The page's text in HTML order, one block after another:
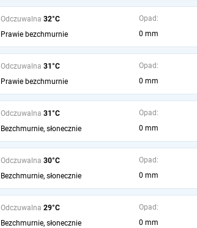
Odczuwalna 32°C
Prawie bezchmurnie
Opad:
0 mm
Odczuwalna 31°C
Prawie bezchmurnie
Opad:
0 mm
Odczuwalna 31°C
Bezchmurnie, słonecznie
Opad:
0 mm
Odczuwalna 30°C
Bezchmurnie, słonecznie
Opad:
0 mm
Odczuwalna 29°C
Bezchmurnie, słonecznie
Opad:
0 mm